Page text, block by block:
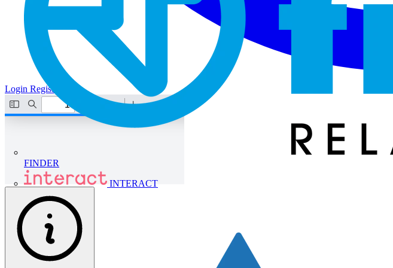
FINDER
INTERACT
Login Registrati